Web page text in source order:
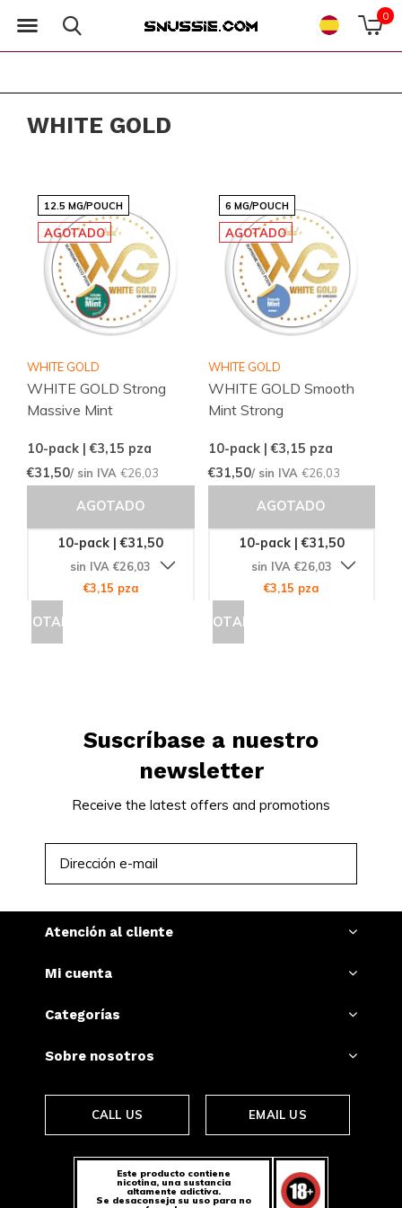
0
WHITE GOLD
12.5 MG/POUCH
AGOTADO
WHITE GOLD
WHITE GOLD Strong
Massive Mint
10-pack | €3,15 pza
€31,50/ sin IVA €26,03
AGOTADO
10-pack | €31,50
sin IVA €26,03
€3,15 pza
AGOTADO
6 MG/POUCH
AGOTADO
WHITE GOLD
WHITE GOLD Smooth
Mint Strong
10-pack | €3,15 pza
€31,50/ sin IVA €26,03
AGOTADO
10-pack | €31,50
sin IVA €26,03
€3,15 pza
AGOTADO
Suscríbase a nuestro
newsletter
Receive the latest offers and promotions
Atención al cliente
Mi cuenta
Categorías
Sobre nosotros
CALL US EMAIL US
Este producto contiene
nicotina, una sustancia
altamente adictiva.
Se desaconseja su uso para no